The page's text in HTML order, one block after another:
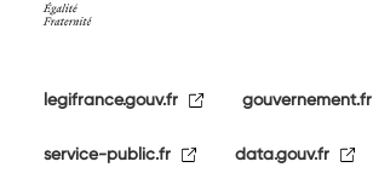
legifrance.gouv.fr gouvernement.fr
service-public.fr data.gouv.fr